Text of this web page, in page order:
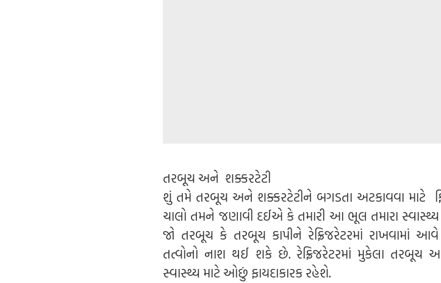
તરબૂચ અને શક્કરટેટી
શું તમે તરબૂચ અને શક્કરટેટીને બગડતા અટકાવવા માટે
ચાલો તમને જણાવી દઈએ કે તમારી આ ભૂલ તમારા
જો તરબૂચ કે તરબૂચ કાપીને રેફ્રિજરેટરમાં રાખવામાં
તત્વોનો નાશ થઈ શકે છે. રેફ્રિજરેટરમાં મુકેલા તરબૂચ
સ્વાસ્થ્ય માટે ઓછું ફાયદાકારક રહેશે.